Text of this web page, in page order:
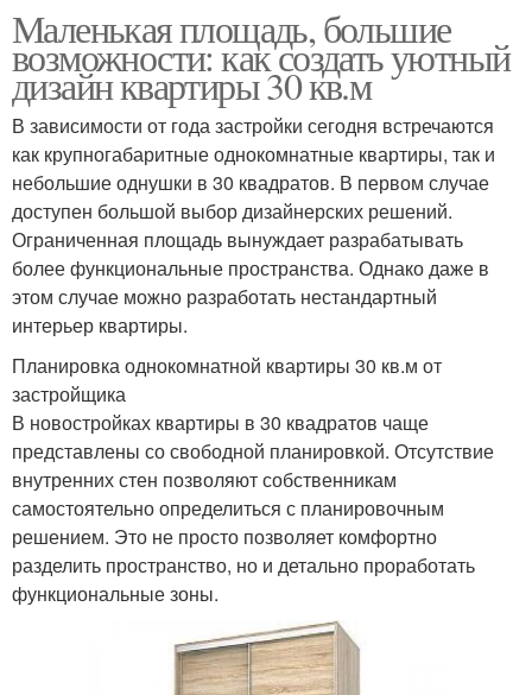
Маленькая площадь, большие
возможности: как создать уютный
дизайн квартиры 30 кв.м
В зависимости от года застройки сегодня встречаются
как крупногабаритные однокомнатные квартиры, так и
небольшие однушки в 30 квадратов. В первом случае
доступен большой выбор дизайнерских решений.
Ограниченная площадь вынуждает разрабатывать
более функциональные пространства. Однако даже в
этом случае можно разработать нестандартный
интерьер квартиры.
Планировка однокомнатной квартиры 30 кв.м от
застройщика
В новостройках квартиры в 30 квадратов чаще
представлены со свободной планировкой. Отсутствие
внутренних стен позволяют собственникам
самостоятельно определиться с планировочным
решением. Это не просто позволяет комфортно
разделить пространство, но и детально проработать
функциональные зоны.